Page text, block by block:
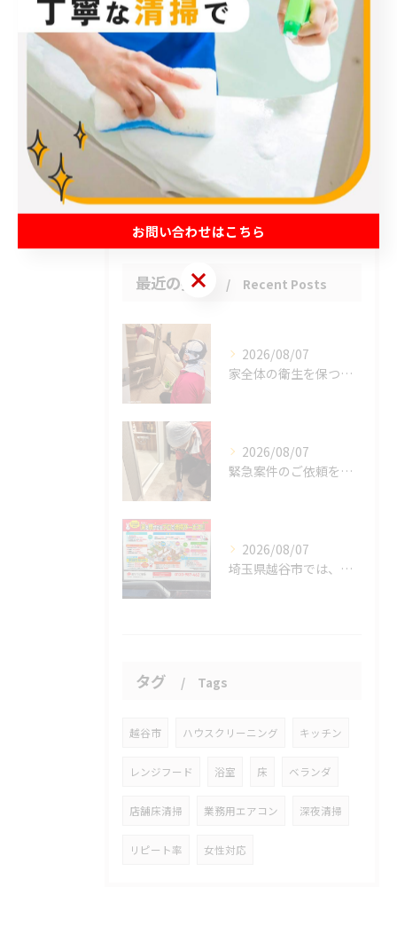
全てのカテゴリー
エアコン
春日部市のハウスクリーニング
草加市のハウスクリーニング
松伏町のハウスクリーニング
吉川市のハウスクリーニング
お客様の声
最近の投稿 Recent Posts
2026/08/07
家全体の衛生を保つ鍵。
2026/08/07
緊急案件のご依頼をいただきました。
2026/08/07
埼玉県越谷市では、働きながら子育てをする家庭が増える中、ハウ...
タグ Tags
越谷市 ハウスクリーニング キッチン
レンジフード 浴室 床 ベランダ
店舗床清掃 業務用エアコン 深夜清掃
リピート率 女性対応
お問い合わせはこちら
お問い合わせはこちら